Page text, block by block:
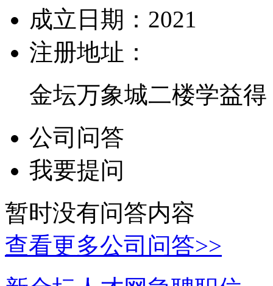
成立日期： 2021
注册地址：
金坛万象城二楼学益得
公司问答
我要提问
暂时没有问答内容
查看更多公司问答>>